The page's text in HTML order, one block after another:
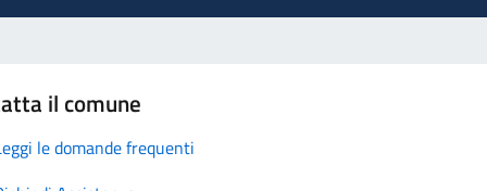
il comune
le domande frequenti